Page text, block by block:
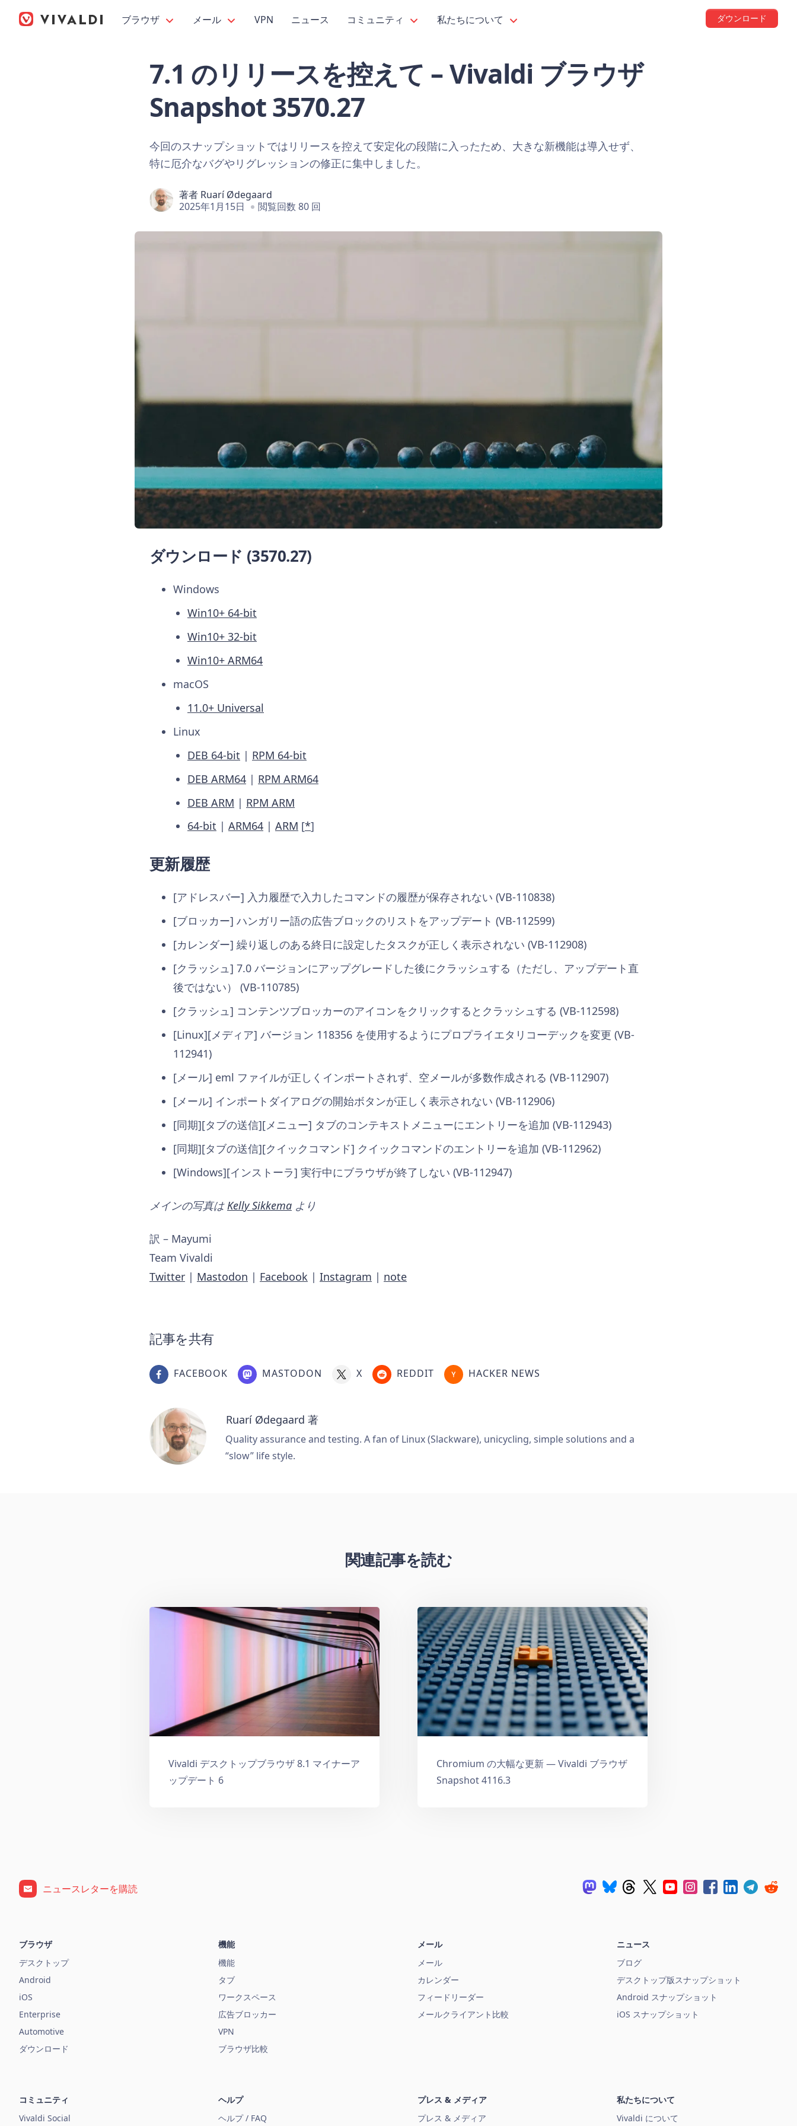
ブラウザ メール VPN ニュース コミュニティ 私たちについて ダウンロード
7.1 のリリースを控えて – Vivaldi ブラウザ
Snapshot 3570.27
今回のスナップショットではリリースを控えて安定化の段階に入ったため、大きな新機能は導入せず、
特に厄介なバグやリグレッションの修正に集中しました。
著者 Ruarí Ødegaard
2025年1月15日
閲覧回数 80 回
ダウンロード (3570.27)
Windows
Win10+ 64-bit
Win10+ 32-bit
Win10+ ARM64
macOS
11.0+ Universal
Linux
DEB 64-bit | RPM 64-bit
DEB ARM64 | RPM ARM64
DEB ARM | RPM ARM
64-bit | ARM64 | ARM [*]
更新履歴
[アドレスバー] 入力履歴で入力したコマンドの履歴が保存されない (VB-110838)
[ブロッカー] ハンガリー語の広告ブロックのリストをアップデート (VB-112599)
[カレンダー] 繰り返しのある終日に設定したタスクが正しく表示されない (VB-112908)
[クラッシュ] 7.0 バージョンにアップグレードした後にクラッシュする（ただし、アップデート直
後ではない） (VB-110785)
[クラッシュ] コンテンツブロッカーのアイコンをクリックするとクラッシュする (VB-112598)
[Linux][メディア] バージョン 118356 を使用するようにプロプライエタリコーデックを変更 (VB-
112941)
[メール] eml ファイルが正しくインポートされず、空メールが多数作成される (VB-112907)
[メール] インポートダイアログの開始ボタンが正しく表示されない (VB-112906)
[同期][タブの送信][メニュー] タブのコンテキストメニューにエントリーを追加 (VB-112943)
[同期][タブの送信][クイックコマンド] クイックコマンドのエントリーを追加 (VB-112962)
[Windows][インストーラ] 実行中にブラウザが終了しない (VB-112947)
メインの写真はKelly Sikkema より
訳 – Mayumi
Team Vivaldi
Twitter | Mastodon | Facebook | Instagram | note
記事を共有
FACEBOOK MASTODON X REDDIT HACKER NEWS
Ruarí Ødegaard 著
Quality assurance and testing. A fan of Linux (Slackware), unicycling, simple solutions and a
“slow” life style.
関連記事を読む
Vivaldi デスクトップブラウザ 8.1 マイナーア
ップデート 6
Chromium の大幅な更新 — Vivaldi ブラウザ
Snapshot 4116.3
ニュースレターを購読
ブラウザ
デスクトップ
Android
iOS
Enterprise
Automotive
ダウンロード
機能
機能
タブ
ワークスペース
広告ブロッカー
VPN
ブラウザ比較
メール
メール
カレンダー
フィードリーダー
メールクライアント比較
ニュース
ブログ
デスクトップ版スナップショット
Android スナップショット
iOS スナップショット
コミュニティ
Vivaldi Social
ヘルプ
ヘルプ / FAQ
プレス & メディア
プレス & メディア
私たちについて
Vivaldi について